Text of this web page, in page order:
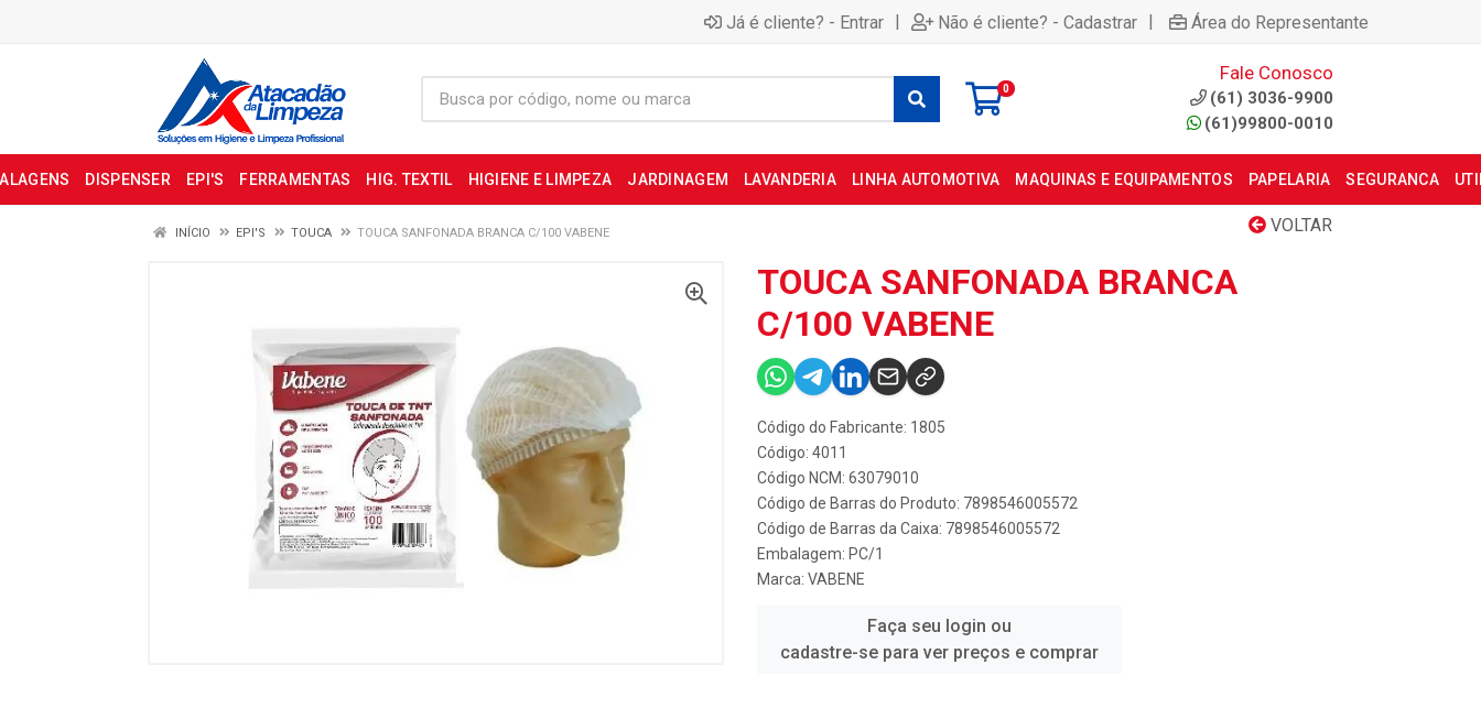
Já é cliente? - Entrar | Não é cliente? - Cadastrar | Área do Representante
0
Fale Conosco
(61) 3036-9900
(61)99800-0010
DISPENSER EPI'S FERRAMENTAS HIG. TEXTIL HIGIENE E LIMPEZA JARDINAGEM LAVANDERIA LINHA AUTOMOTIVA MAQUINAS E EQUIPAMENTOS PAPELARIA SEGURANCA
VOLTAR
INÍCIO EPI'S TOUCA TOUCA SANFONADA BRANCA C/100 VABENE
TOUCA SANFONADA BRANCA
C/100 VABENE
Código do Fabricante: 1805
Código: 4011
Código NCM: 63079010
Código de Barras do Produto: 7898546005572
Código de Barras da Caixa: 7898546005572
Embalagem: PC/1
Marca: VABENE
Faça seu login ou
cadastre-se para ver preços e comprar